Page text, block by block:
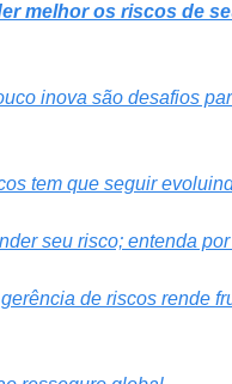
melhor os riscos de
inova são desafios
tem que seguir
seu risco; entenda
de riscos rende